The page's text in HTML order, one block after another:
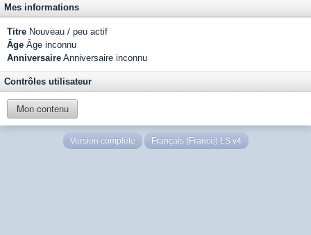
Mes informations
Titre Nouveau / peu actif
Âge Âge inconnu
Anniversaire Anniversaire inconnu
Contrôles utilisateur
Mon contenu
Version complète Français (France) LS v4